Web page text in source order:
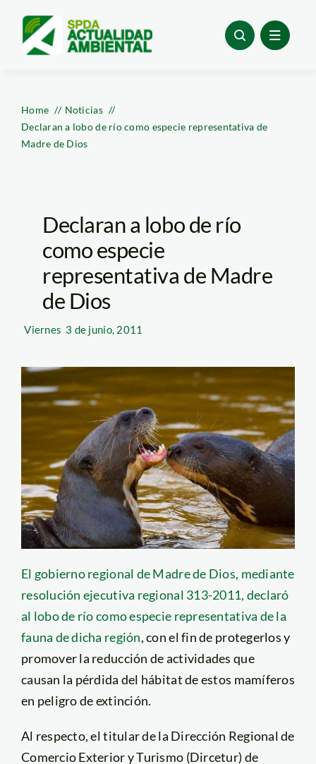
content
Home
Noticias
Declaran a lobo de río como especie representativa de
Madre de Dios
Declaran a lobo de río
como especie
representativa de Madre
de Dios
Viernes 3 de junio, 2011
El gobierno regional de Madre de Dios, mediante
resolución ejecutiva regional 313-2011, declaró
al lobo de río como especie representativa de la
fauna de dicha región, con el fin de protegerlos y
promover la reducción de actividades que
causan la pérdida del hábitat de estos mamíferos
en peligro de extinción.
Al respecto, el titular de la Dirección Regional de
Comercio Exterior y Turismo (Dircetur) de